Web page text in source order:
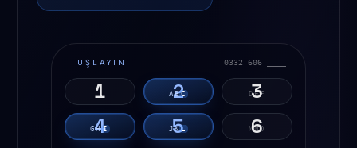
TUŞLAYIN 0332 606 ____
1 2
AB C 3
DEF
4
GH I 5
JK L 6
MNO